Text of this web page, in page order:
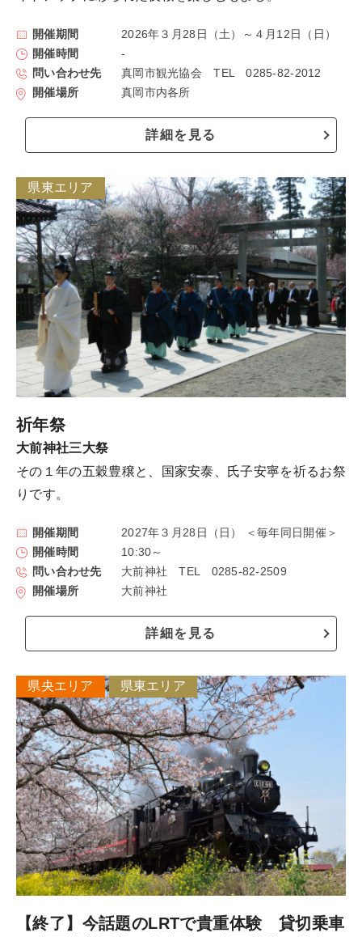
開催期間
2026年３月28日（土）～４月12日（日）
開催時間
-
問い合わせ先
真岡市観光協会 TEL 0285-82-2012
開催場所
真岡市内各所
詳細を見る
祈年祭
県東エリア
大前神社三大祭
その１年の五穀豊穣と、国家安泰、氏子安寧を祈るお祭
りです。
開催期間
2027年３月28日（日） ＜毎年同日開催＞
開催時間
10:30～
問い合わせ先
大前神社 TEL 0285-82-2509
開催場所
大前神社
詳細を見る
【終了】今話題のLRTで貴重体験 貸切乗車
県央エリア 県東エリア